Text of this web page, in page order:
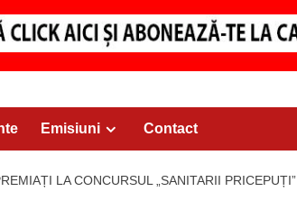
Emisiuni Contact
LA CONCURSUL „SANITARII PRICEPUȚI”